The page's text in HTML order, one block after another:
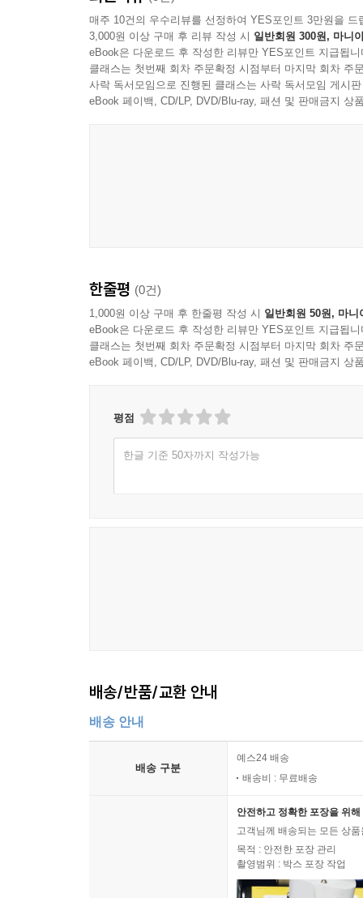
매주 10건의 우수리뷰를 선정하여 YES포인트 3만원을 드
3,000원 이상 구매 후 리뷰 작성 시 일반회원 300원, 마니
eBook은 다운로드 후 작성한 리뷰만 YES포인트 지급됩니
클래스는 첫번째 회차 주문확정 시점부터 마지막 회차 주
사락 독서모임으로 진행된 클래스는 사락 독서모임 게시
eBook 페이백, CD/LP, DVD/Blu-ray, 패션 및 판매금지 상
한줄평 (0건)
1,000원 이상 구매 후 한줄평 작성 시 일반회원 50원, 마니
eBook은 다운로드 후 작성한 리뷰만 YES포인트 지급됩니
클래스는 첫번째 회차 주문확정 시점부터 마지막 회차 주
eBook 페이백, CD/LP, DVD/Blu-ray, 패션 및 판매금지 상
평점
한글 기준 50자까지 작성가능
배송/반품/교환 안내
배송 안내
배송 구분
예스24 배송
배송비 : 무료배송
안전하고 정확한 포장을 위
고객님께 배송되는 모든 상
목적 : 안전한 포장 관리
촬영범위 : 박스 포장 작업